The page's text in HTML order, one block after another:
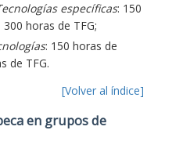
específicas: 150
horas de TFG;
: 150 horas de
de TFG.
[Volver al índice]
en grupos de